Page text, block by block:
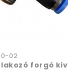
02
forgó